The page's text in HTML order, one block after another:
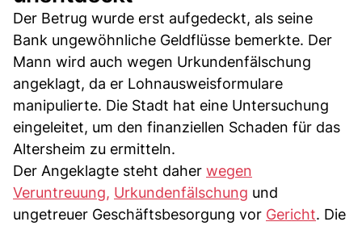
Der Betrug wurde erst aufgedeckt, als seine
Bank ungewöhnliche Geldflüsse bemerkte. Der
Mann wird auch wegen Urkundenfälschung
angeklagt, da er Lohnausweisformulare
manipulierte. Die Stadt hat eine Untersuchung
eingeleitet, um den finanziellen Schaden für das
Altersheim zu ermitteln.
Der Angeklagte steht daher wegen
Veruntreuung, Urkundenfälschung und
ungetreuer Geschäftsbesorgung vor Gericht. Die